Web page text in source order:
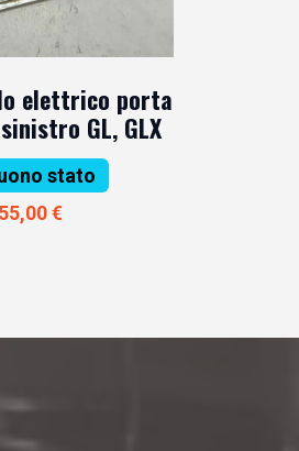
elettrico porta
GL, GLX
stato
55,00 €